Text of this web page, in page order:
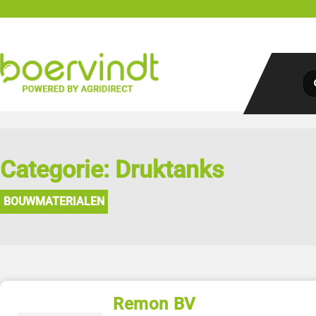
Categorie: Druktanks
BOUWMATERIALEN
Remon BV